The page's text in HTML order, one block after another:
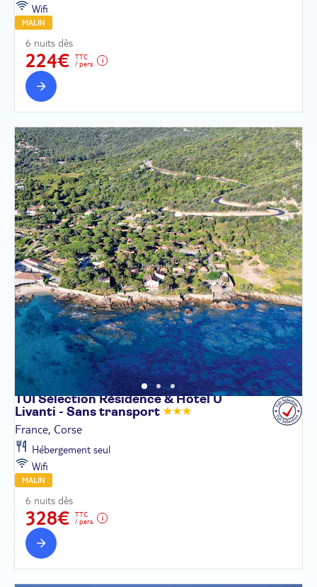
Wifi
MALIN
6 nuits dès
224€
TTC
/ pers.
TUI Sélection Résidence & Hôtel U
Livanti - Sans transport
France, Corse
Hébergement seul
Wifi
MALIN
6 nuits dès
328€
TTC
/ pers.